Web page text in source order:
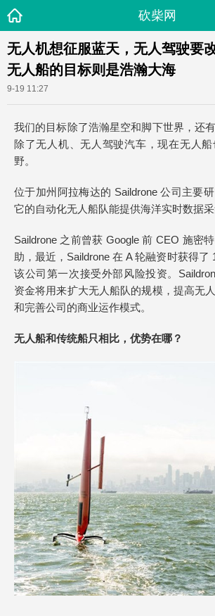
砍柴网
无人机想征服蓝天，无人驾驶要
无人船的目标则是浩瀚大海
9-19 11:27
我们的目标除了浩瀚星空和脚下世界，还
除了无人机、无人驾驶汽车，现在无人
野。
位于加州阿拉梅达的 Saildrone 公司主要
它的自动化无人船队能提供海洋实时数据采
Saildrone 之前曾获 Google 前 CEO 施密
助，最近，Saildrone 在 A 轮融资时获得了
该公司第一次接受外部风险投资。
资金将用来扩大无人船队的规模，提高无
和完善公司的商业运作模式。
无人船和传统船只相比，优势在哪？